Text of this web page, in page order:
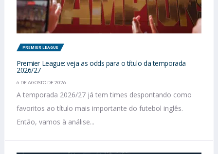
PREMIER LEAGUE
Premier League: veja as odds para o título da temporada
2026/27
6 DE AGOSTO DE 2026
A temporada 2026/27 já tem times despontando como
favoritos ao título mais importante do futebol inglês.
Então, vamos à análise...